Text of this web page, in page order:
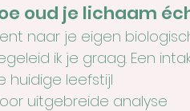
oud je lichaam
naar je eigen
ik je graag. Een
huidige leefstijl
uitgebreide analyse